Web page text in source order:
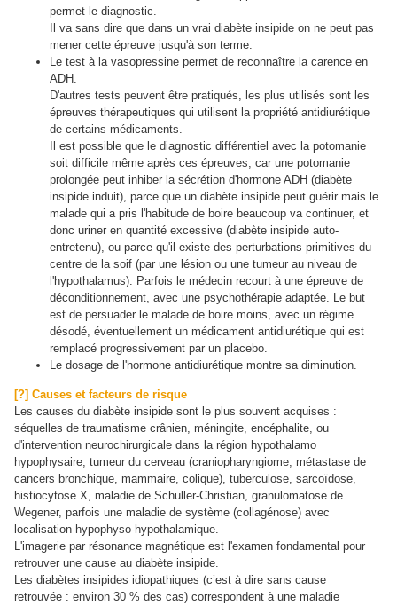
permet le diagnostic.
Il va sans dire que dans un vrai diabète insipide on ne peut pas
mener cette épreuve jusqu'à son terme.
Le test à la vasopressine permet de reconnaître la carence en
ADH.
D'autres tests peuvent être pratiqués, les plus utilisés sont les
épreuves thérapeutiques qui utilisent la propriété antidiurétique
de certains médicaments.
Il est possible que le diagnostic différentiel avec la potomanie
soit difficile même après ces épreuves, car une potomanie
prolongée peut inhiber la sécrétion d'hormone ADH (diabète
insipide induit), parce que un diabète insipide peut guérir mais le
malade qui a pris l'habitude de boire beaucoup va continuer, et
donc uriner en quantité excessive (diabète insipide auto-
entretenu), ou parce qu'il existe des perturbations primitives du
centre de la soif (par une lésion ou une tumeur au niveau de
l'hypothalamus). Parfois le médecin recourt à une épreuve de
déconditionnement, avec une psychothérapie adaptée. Le but
est de persuader le malade de boire moins, avec un régime
désodé, éventuellement un médicament antidiurétique qui est
remplacé progressivement par un placebo.
Le dosage de l'hormone antidiurétique montre sa diminution.
[?] Causes et facteurs de risque
Les causes du diabète insipide sont le plus souvent acquises :
séquelles de traumatisme crânien, méningite, encéphalite, ou
d'intervention neurochirurgicale dans la région hypothalamo
hypophysaire, tumeur du cerveau (craniopharyngiome, métastase de
cancers bronchique, mammaire, colique), tuberculose, sarcoïdose,
histiocytose X, maladie de Schuller-Christian, granulomatose de
Wegener, parfois une maladie de système (collagénose) avec
localisation hypophyso-hypothalamique.
L'imagerie par résonance magnétique est l'examen fondamental pour
retrouver une cause au diabète insipide.
Les diabètes insipides idiopathiques (c’est à dire sans cause
retrouvée : environ 30 % des cas) correspondent à une maladie